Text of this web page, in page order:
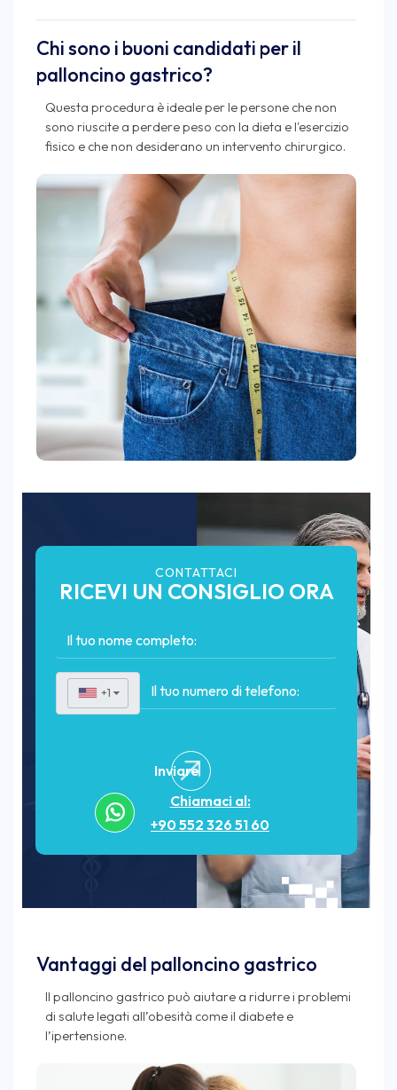
Chi sono i buoni candidati per il
palloncino gastrico?
Questa procedura è ideale per le persone che non
sono riuscite a perdere peso con la dieta e l'esercizio
fisico e che non desiderano un intervento chirurgico.
CONTATTACI
RICEVI UN CONSIGLIO ORA
+1 ▼
Inviare
Chiamaci al:
+90 552 326 51 60
Vantaggi del palloncino gastrico
Il palloncino gastrico può aiutare a ridurre i problemi
di salute legati all’obesità come il diabete e
l’ipertensione.